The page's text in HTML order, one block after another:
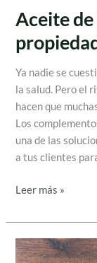
Aceite
Ya nadie se
la salud. Pero el
hacen que
Los
una de las
a tus clientes
Leer más »
CBD